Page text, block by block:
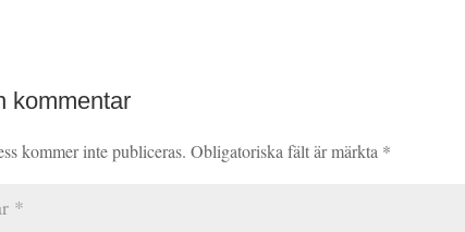
kommentar
kommer inte publiceras. Obligatoriska fält är märkta *